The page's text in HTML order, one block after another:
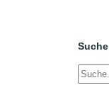
Suche
S
u